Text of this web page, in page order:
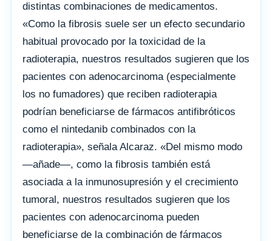
distintas combinaciones de medicamentos.
«Como la fibrosis suele ser un efecto secundario
habitual provocado por la toxicidad de la
radioterapia, nuestros resultados sugieren que los
pacientes con adenocarcinoma (especialmente
los no fumadores) que reciben radioterapia
podrían beneficiarse de fármacos antifibróticos
como el nintedanib combinados con la
radioterapia», señala Alcaraz. «Del mismo modo
—añade—, como la fibrosis también está
asociada a la inmunosupresión y el crecimiento
tumoral, nuestros resultados sugieren que los
pacientes con adenocarcinoma pueden
beneficiarse de la combinación de fármacos